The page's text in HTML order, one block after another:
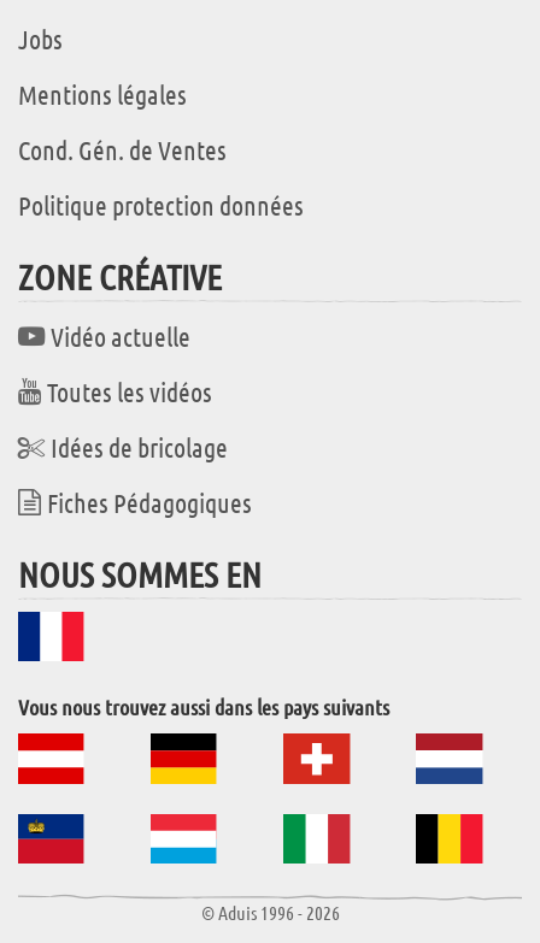
Jobs
Mentions légales
Cond. Gén. de Ventes
Politique protection données
ZONE CRÉATIVE
Vidéo actuelle
Toutes les vidéos
Idées de bricolage
Fiches Pédagogiques
NOUS SOMMES EN
Vous nous trouvez aussi dans les pays suivants
© Aduis 1996 - 2026